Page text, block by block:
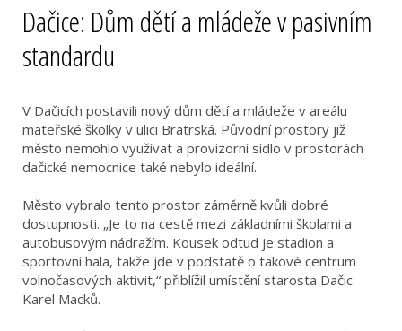
Dačice: Dům dětí a mládeže v pasivním
standardu
V Dačicích postavili nový dům dětí a mládeže v areálu
mateřské školky v ulici Bratrská. Původní prostory již
město nemohlo využívat a provizorní sídlo v prostorách
dačické nemocnice také nebylo ideální.
Město vybralo tento prostor záměrně kvůli dobré
dostupnosti. „Je to na cestě mezi základními školami a
autobusovým nádražím. Kousek odtud je stadion a
sportovní hala, takže jde v podstatě o takové centrum
volnočasových aktivit,“ přiblížil umístění starosta Dačic
Karel Macků.